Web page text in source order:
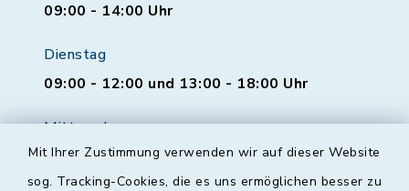
Mit Ihrer Zustimmung verwenden wir auf dieser Website
sog. Tracking-Cookies, die es uns ermöglichen besser zu
09:00 - 14:00 Uhr
Dienstag
09:00 - 12:00 und 13:00 - 18:00 Uhr
Mittwoch
geschlossen